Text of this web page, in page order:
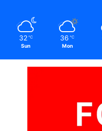
32 ℃
Sun
36 ℃
Mon